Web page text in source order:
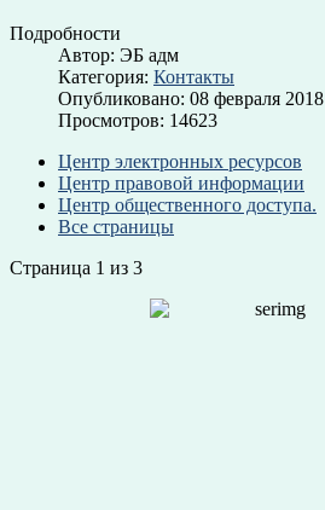
Подробности
Автор: ЭБ адм
Категория: Контакты
Опубликовано: 08 февраля 2018
Просмотров: 14623
Центр электронных ресурсов
Центр правовой информации
Центр общественного доступа.
Все страницы
Страница 1 из 3